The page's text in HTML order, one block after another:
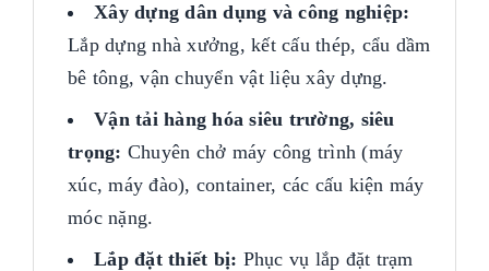
Xây dựng dân dụng và công nghiệp:
Lắp dựng nhà xưởng, kết cấu thép, cẩu dầm
bê tông, vận chuyển vật liệu xây dựng.
Vận tải hàng hóa siêu trường, siêu
trọng: Chuyên chở máy công trình (máy
xúc, máy đào), container, các cấu kiện máy
móc nặng.
Lắp đặt thiết bị: Phục vụ lắp đặt trạm